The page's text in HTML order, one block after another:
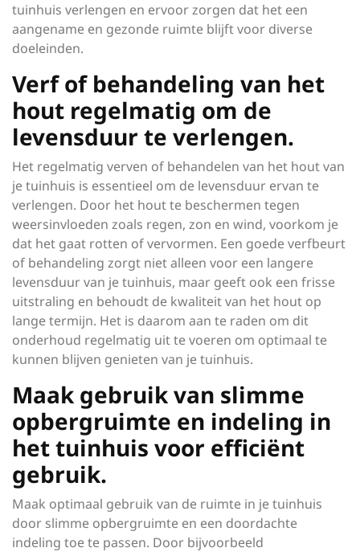
tuinhuis verlengen en ervoor zorgen dat het een
aangename en gezonde ruimte blijft voor diverse
doeleinden.
Verf of behandeling van het
hout regelmatig om de
levensduur te verlengen.
Het regelmatig verven of behandelen van het hout van
je tuinhuis is essentieel om de levensduur ervan te
verlengen. Door het hout te beschermen tegen
weersinvloeden zoals regen, zon en wind, voorkom je
dat het gaat rotten of vervormen. Een goede verfbeurt
of behandeling zorgt niet alleen voor een langere
levensduur van je tuinhuis, maar geeft ook een frisse
uitstraling en behoudt de kwaliteit van het hout op
lange termijn. Het is daarom aan te raden om dit
onderhoud regelmatig uit te voeren om optimaal te
kunnen blijven genieten van je tuinhuis.
Maak gebruik van slimme
opbergruimte en indeling in
het tuinhuis voor efficiënt
gebruik.
Maak optimaal gebruik van de ruimte in je tuinhuis
door slimme opbergruimte en een doordachte
indeling toe te passen. Door bijvoorbeeld